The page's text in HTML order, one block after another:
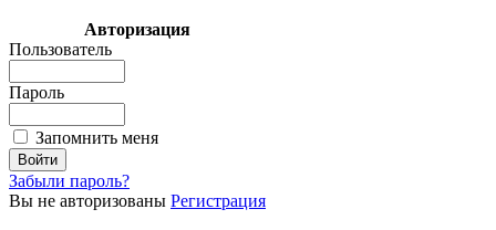
Авторизация
Пользователь
Пароль
Запомнить меня
Забыли пароль?
Вы не авторизованы Регистрация